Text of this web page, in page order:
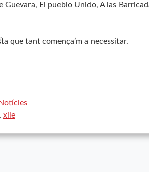
Guevara, El pueblo Unido, A las
que tant comença’m a necessitar.
, xile